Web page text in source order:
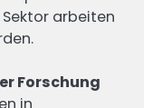
arbeiten
Forschung